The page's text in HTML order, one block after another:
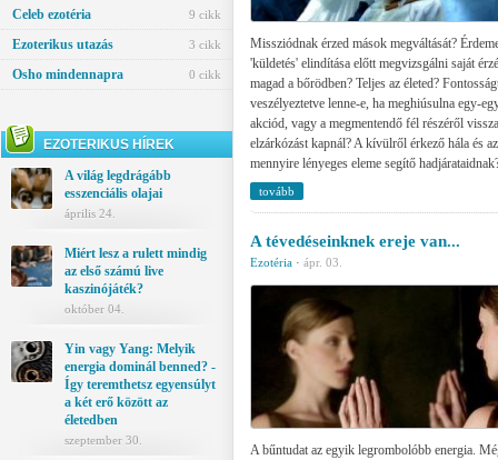
Celeb ezotéria 9 cikk
Ezoterikus utazás 3 cikk
Osho mindennapra 0 cikk
EZOTERIKUS HÍREK
A világ legdrágább
esszenciális olajai
április 24.
Miért lesz a rulett mindig
az első számú live
kaszinójáték?
október 04.
Yin vagy Yang: Melyik
energia dominál benned? -
Így teremthetsz egyensúlyt
a két erő között az
életedben
szeptember 30.
Missziódnak érzed mások megváltását?
'küldetés' elindítása előtt megvizsgálni saját
magad a bőrödben? Teljes az életed?
veszélyeztetve lenne-e, ha meghiúsulna egy-
akciód, vagy a megmentendő fél részéről
elzárkózást kapnál? A kívülről érkező hála és
mennyire lényeges eleme segítő
tovább
A tévedéseinknek ereje van...
Ezotéria · ápr. 03.
A bűntudat az egyik legrombolóbb energia.